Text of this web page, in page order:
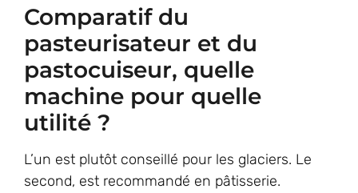
Comparatif du
pasteurisateur et du
pastocuiseur, quelle
machine pour quelle
utilité ?
L’un est plutôt conseillé pour les glaciers. Le
second, est recommandé en pâtisserie.